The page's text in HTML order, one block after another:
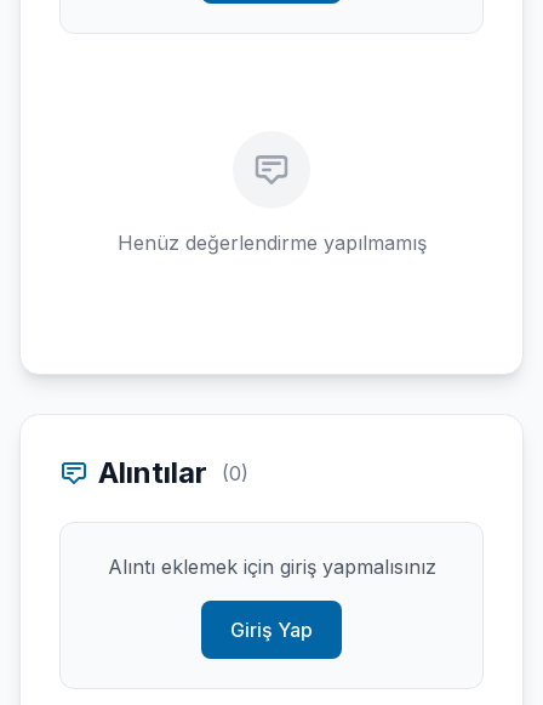
Henüz değerlendirme yapılmamış
Alıntılar (0)
Alıntı eklemek için giriş yapmalısınız
Giriş Yap